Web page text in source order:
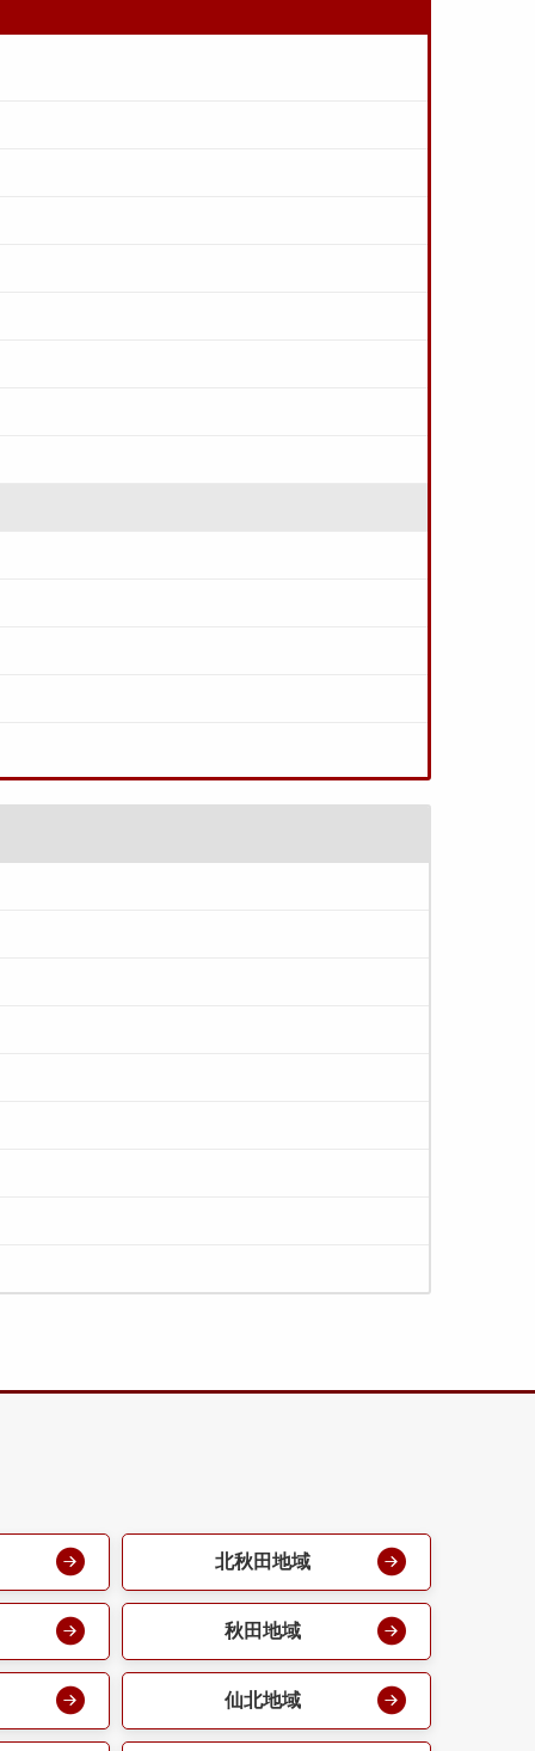
北秋田地域
秋田地域
仙北地域